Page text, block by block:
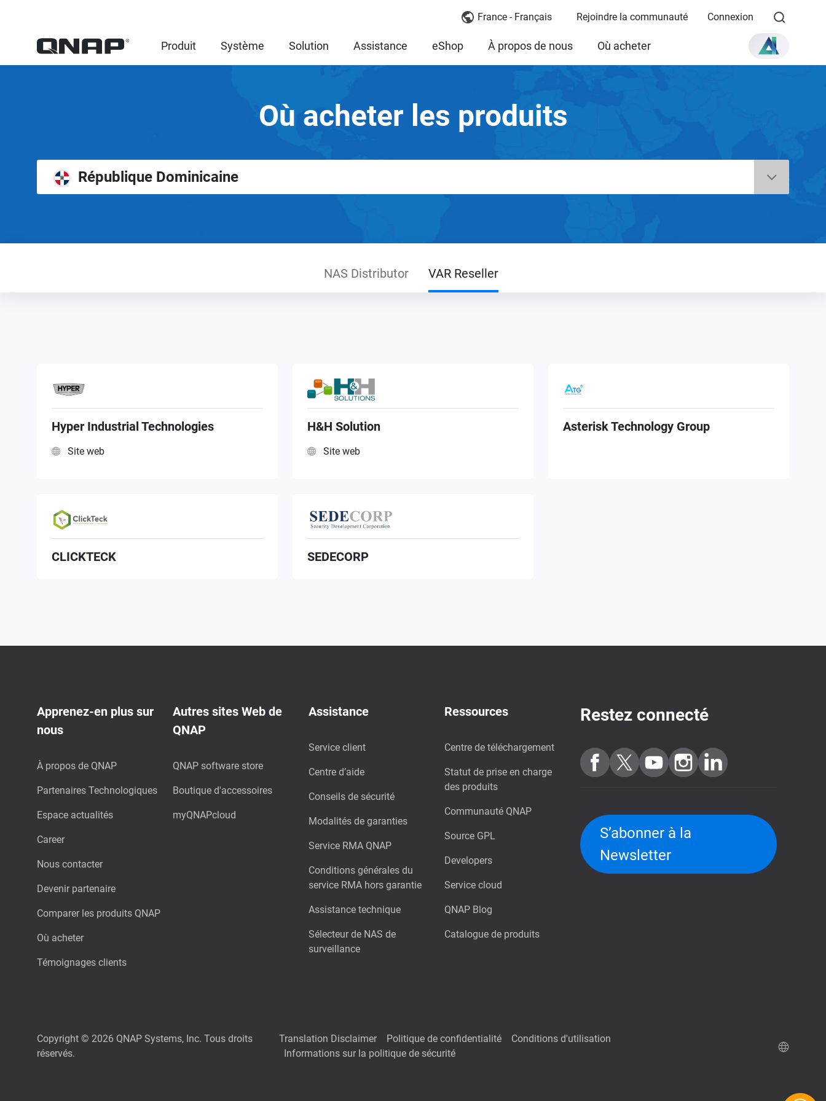
France - Français Rejoindre la communauté Connexion
Produit Système Solution Assistance eShop À propos de nous Où acheter
Où acheter les produits
République Dominicaine
NAS Distributor VAR Reseller
Hyper Industrial Technologies
Site web
H&H Solution
Site web
Asterisk Technology Group
CLICKTECK SEDECORP
Apprenez-en plus sur
nous
À propos de QNAP
Partenaires Technologiques
Espace actualités
Career
Nous contacter
Devenir partenaire
Comparer les produits QNAP
Où acheter
Témoignages clients
Autres sites Web de
QNAP
QNAP software store
Boutique d'accessoires
myQNAPcloud
Assistance
Service client
Centre d’aide
Conseils de sécurité
Modalités de garanties
Service RMA QNAP
Conditions générales du
service RMA hors garantie
Assistance technique
Sélecteur de NAS de
surveillance
Ressources
Centre de téléchargement
Statut de prise en charge
des produits
Communauté QNAP
Source GPL
Developers
Service cloud
QNAP Blog
Catalogue de produits
Restez connecté
S’abonner à la
Newsletter
Copyright © 2026 QNAP Systems, Inc. Tous droits
réservés.
Translation Disclaimer Politique de confidentialité
Conditions d'utilisation
Informations sur la politique de sécurité